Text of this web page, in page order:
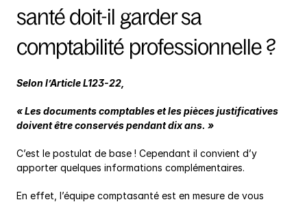
santé doit-il garder sa
comptabilité professionnelle ?
Selon l’Article L123-22,
« Les documents comptables et les pièces justificatives
doivent être conservés pendant dix ans. »
C’est le postulat de base ! Cependant il convient d’y
apporter quelques informations complémentaires.
En effet, l’équipe comptasanté est en mesure de vous